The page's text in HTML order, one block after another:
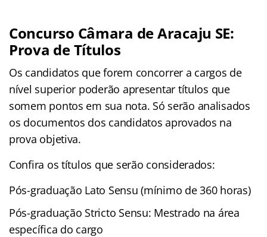
Concurso Câmara de Aracaju SE:
Prova de Títulos
Os candidatos que forem concorrer a cargos de
nível superior poderão apresentar títulos que
somem pontos em sua nota. Só serão analisados
os documentos dos candidatos aprovados na
prova objetiva.
Confira os títulos que serão considerados:
Pós-graduação Lato Sensu (mínimo de 360 horas)
Pós-graduação Stricto Sensu: Mestrado na área
específica do cargo